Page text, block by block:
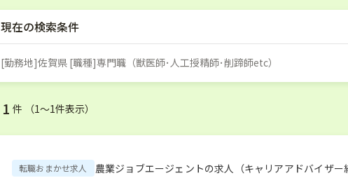
現在の検索条件
[勤務地]佐賀県 [職種]専門職（獣医師･人工授精師･削蹄師etc）
1 件 （1〜1件表示）
転職おまかせ求人 農業ジョブエージェントの求人（キャリアアドバイザー